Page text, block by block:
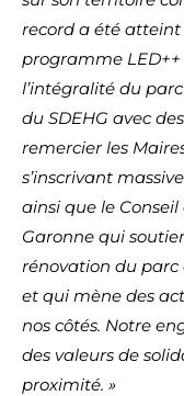
record a été
programme
l’intégralité du
du SDEHG avec
remercier les
s’inscrivant
ainsi que le
Garonne qui
rénovation du parc
et qui mène des
nos côtés. Notre
des valeurs de
proximité. »